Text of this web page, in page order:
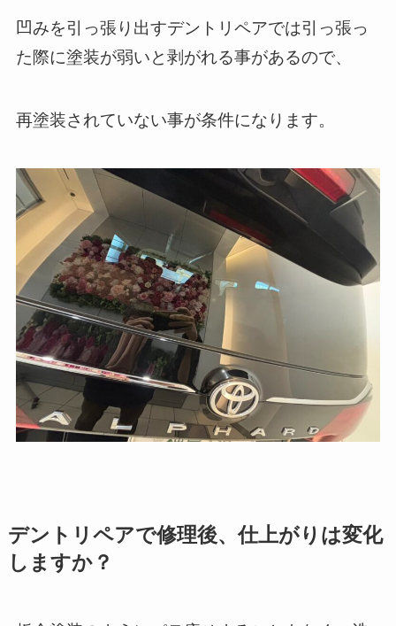
凹みを引っ張り出すデントリペアでは引っ張っ
た際に塗装が弱いと剥がれる事があるので、
再塗装されていない事が条件になります。
デントリペアで修理後、仕上がりは変化
しますか？